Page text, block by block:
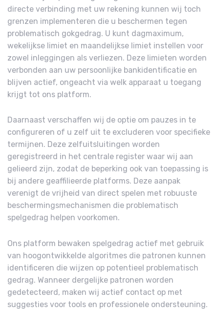
directe verbinding met uw rekening kunnen wij toch
grenzen implementeren die u beschermen tegen
problematisch gokgedrag. U kunt dagmaximum,
wekelijkse limiet en maandelijkse limiet instellen voor
zowel inleggingen als verliezen. Deze limieten worden
verbonden aan uw persoonlijke bankidentificatie en
blijven actief, ongeacht via welk apparaat u toegang
krijgt tot ons platform.
Daarnaast verschaffen wij de optie om pauzes in te
configureren of u zelf uit te excluderen voor specifieke
termijnen. Deze zelfuitsluitingen worden
geregistreerd in het centrale register waar wij aan
gelieerd zijn, zodat de beperking ook van toepassing is
bij andere geaffilieerde platforms. Deze aanpak
verenigt de vrijheid van direct spelen met robuuste
beschermingsmechanismen die problematisch
spelgedrag helpen voorkomen.
Ons platform bewaken spelgedrag actief met gebruik
van hoogontwikkelde algoritmes die patronen kunnen
identificeren die wijzen op potentieel problematisch
gedrag. Wanneer dergelijke patronen worden
gedetecteerd, maken wij actief contact op met
suggesties voor tools en professionele ondersteuning.